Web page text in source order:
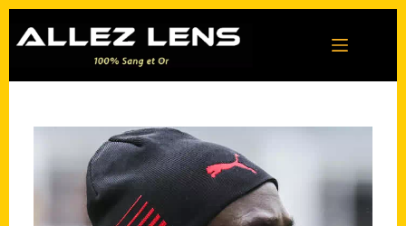
contenu